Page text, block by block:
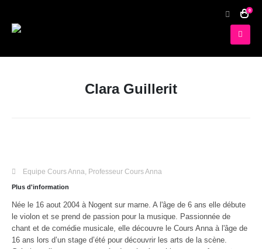
0
Clara Guillerit
Equipe Cours Anna Professeur Cours Anna
Plus d'information
Née le 16 aout 2004 à Nogent sur marne. A l'âge de 6 ans elle débute
le violon et se prend de passion pour la musique. Passionnée de
chant et de comédie musicale, elle découvre le Cours Anna à l'âge de
16 ans lors d’un stage d’été pour découvrir les arts de la scène.